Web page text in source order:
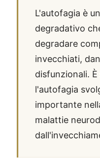
L'autofagia è
degradativo
degradare
invecchiati,
disfunzionali.
l'autofagia
importante
malattie
X115 -